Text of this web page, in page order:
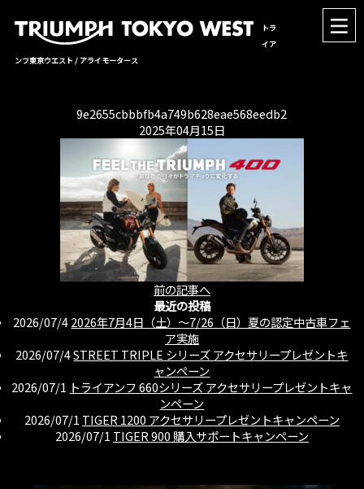
トラ
イア
ンフ東京ウエスト / アライモータース
9e2655cbbbfb4a749b628eae568eedb2
2025年04月15日
前の記事へ
最近の投稿
2026/07/42026年7月4日（土）〜7/26（日）夏の認定中古車フェ
ア実施
2026/07/4STREET TRIPLE シリーズ アクセサリープレゼントキ
ャンペーン
2026/07/1 トライアンフ 660シリーズ アクセサリープレゼントキャ
ンペーン
2026/07/1 TIGER 1200 アクセサリープレゼントキャンペーン
2026/07/1 TIGER 900 購入サポートキャンペーン